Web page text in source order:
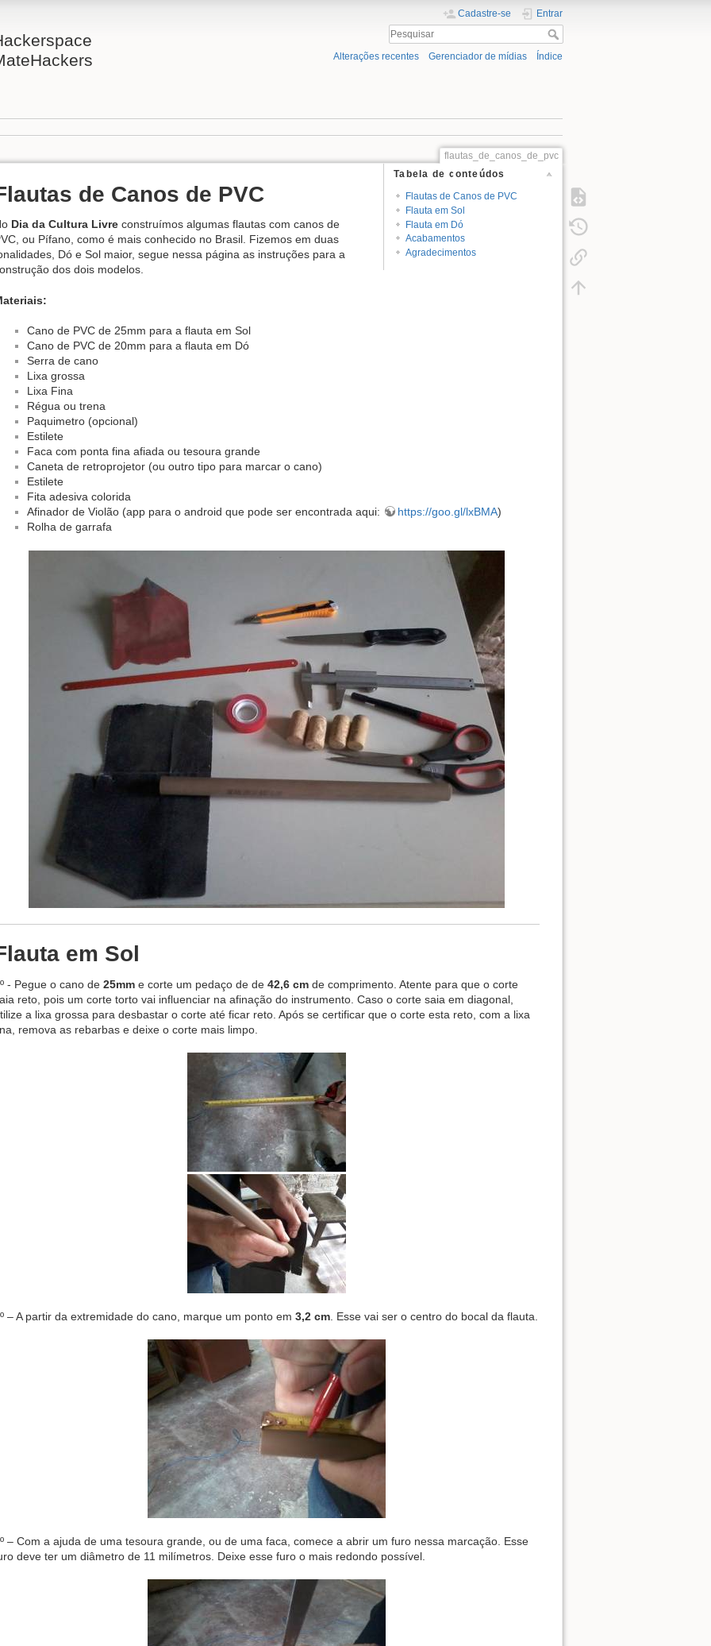
Cadastre-se Entrar
Alterações recentes Gerenciador de mídias Índice
flautas_de_canos_de_pvc
Tabela de conteúdos
Flautas de Canos de PVC
Flauta em Sol
Flauta em Dó
Acabamentos
Agradecimentos
de Canos de PVC
Dia da Cultura Livre construímos algumas flautas com canos de
ou Pífano, como é mais conhecido no Brasil. Fizemos em duas
Dó e Sol maior, segue nessa página as instruções para a
dos dois modelos.
Cano de PVC de 25mm para a flauta em Sol
Cano de PVC de 20mm para a flauta em Dó
Serra de cano
Lixa grossa
Lixa Fina
Régua ou trena
Paquimetro (opcional)
Estilete
Faca com ponta fina afiada ou tesoura grande
Caneta de retroprojetor (ou outro tipo para marcar o cano)
Estilete
Fita adesiva colorida
Afinador de Violão (app para o android que pode ser encontrada aqui:
https://goo.gl/lxBMA)
Rolha de garrafa
em Sol
- Pegue o cano de 25mm e corte um pedaço de de 42,6 cm de comprimento. Atente para que o corte
reto, pois um corte torto vai influenciar na afinação do instrumento. Caso o corte saia em diagonal,
a lixa grossa para desbastar o corte até ficar reto. Após se certificar que o corte esta reto, com a lixa
remova as rebarbas e deixe o corte mais limpo.
– A partir da extremidade do cano, marque um ponto em 3,2 cm . Esse vai ser o centro do bocal da flauta.
– Com a ajuda de uma tesoura grande, ou de uma faca, comece a abrir um furo nessa marcação. Esse
deve ter um diâmetro de 11 milímetros. Deixe esse furo o mais redondo possível.